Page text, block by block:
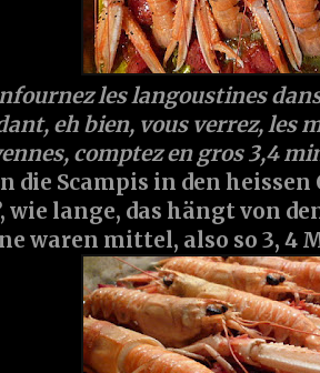
les langoustines
eh bien, vous verrez, les
comptez en gros 3,4
die Scampis in den heissen
wie lange, das hängt von
waren mittel, also so 3, 4